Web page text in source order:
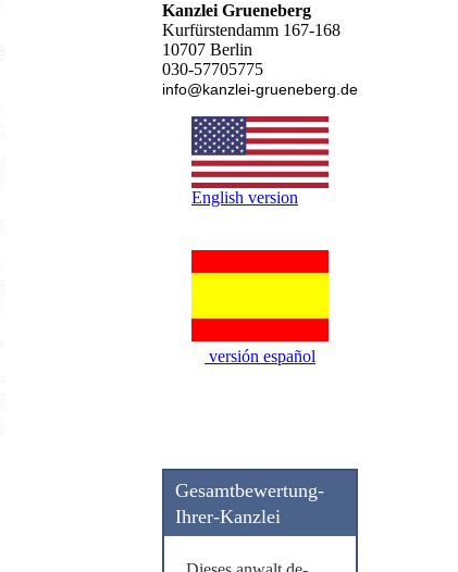
Kanzlei Grueneberg
Kurfürstendamm 167-168
10707 Berlin
030-57705775
info@kanzlei-grueneberg.de
English version
versión español